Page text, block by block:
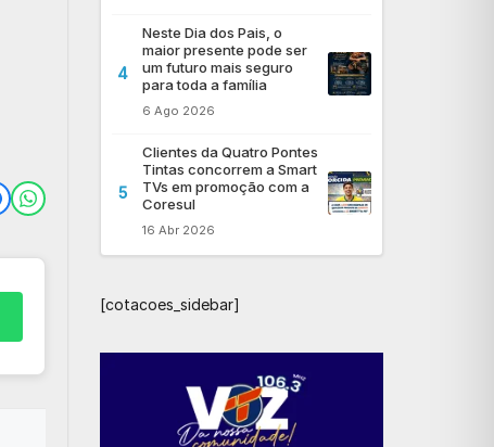
4
Neste Dia dos Pais, o
maior presente pode ser
um futuro mais seguro
para toda a família
6 Ago 2026
5
Clientes da Quatro Pontes
Tintas concorrem a Smart
TVs em promoção com a
Coresul
16 Abr 2026
[cotacoes_sidebar]